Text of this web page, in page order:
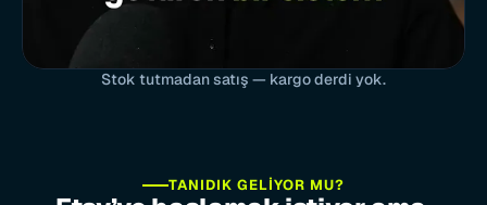
Stok tutmadan satış — kargo derdi yok.
TANIDIK GELİYOR MU?